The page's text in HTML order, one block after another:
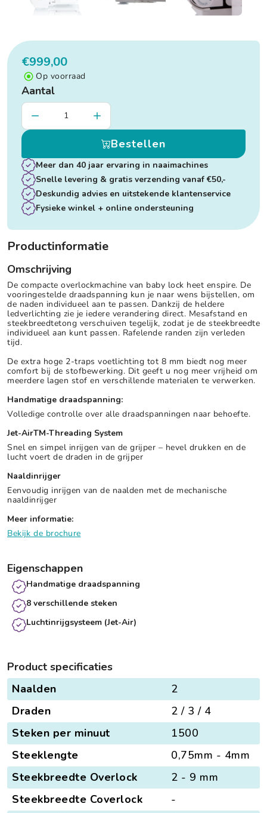
€999,00
Op voorraad
Aantal
Bestellen
Meer dan 40 jaar ervaring in naaimachines
Snelle levering & gratis verzending vanaf €50,-
Deskundig advies en uitstekende klantenservice
Fysieke winkel + online ondersteuning
Productinformatie
Omschrijving
De compacte overlockmachine van baby lock heet enspire. De
vooringestelde draadspanning kun je naar wens bijstellen, om
de naden individueel aan te passen. Dankzij de heldere
ledverlichting zie je iedere verandering direct. Mesafstand en
steekbreedtetong verschuiven tegelijk, zodat je de steekbreedte
individueel aan kunt passen. Rafelende randen zijn verleden
tijd.
De extra hoge 2-traps voetlichting tot 8 mm biedt nog meer
comfort bij de stofbewerking. Dit geeft u nog meer vrijheid om
meerdere lagen stof en verschillende materialen te verwerken.
Handmatige draadspanning:
Volledige controlle over alle draadspanningen naar behoefte.
Jet-AirTM-Threading System
Snel en simpel inrijgen van de grijper – hevel drukken en de
lucht voert de draden in de grijper
Naaldinrijger
Eenvoudig inrijgen van de naalden met de mechanische
naaldinrijger
Meer informatie:
Bekijk de brochure
Eigenschappen
Handmatige draadspanning
8 verschillende steken
Luchtinrijgsysteem (Jet-Air)
Product specificaties
Naalden
2
Draden
2 / 3 / 4
Steken per minuut
1500
Steeklengte
0,75mm - 4mm
Steekbreedte Overlock
2 - 9 mm
Steekbreedte Coverlock
-